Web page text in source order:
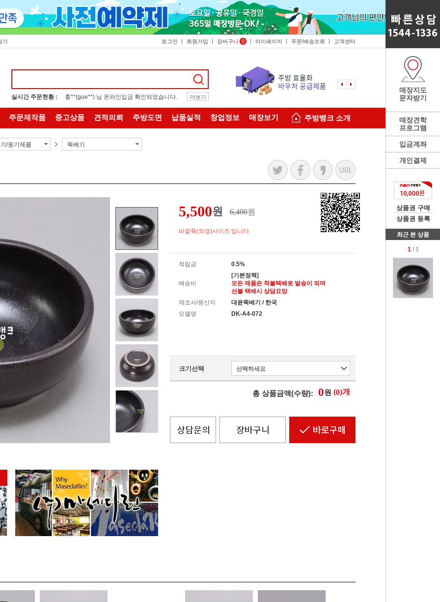
기 로그인 회원가입 장바구니 0 마이페이지 주문/배송조회 고객센터
실시간 주문현황 : 홍**(gue**) 님 온라인입금 확인되었습니다. 더보기
주문제작품 중고상품 견적의뢰 주방도면 납품실적 창업정보 매장보기 주방뱅크 소개
/옹기제품 뚝배기
5,500원 6,400원
바깥쪽(외경)사이즈 입니다.
적립금 0.5%
배송비
[기본정책]
모든 제품은 착불택배로 발송이 되며
선불 택배시 상담요망
제조사/원산지
대윤뚝배기 / 한국
모델명
DK-A4-072
크기선택 선택하세요
총 상품금액(수량): 0원 (0)개
매장지도
문자받기
매장견학
프로그램
입금계좌
개인결제
상품권 구매
상품권 등록
최근 본 상품
1/ 1